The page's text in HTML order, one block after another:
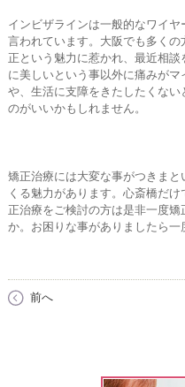
インビザラインは一般的なワイ
言われています。大阪でも多く
正という魅力に惹かれ、最近相
に美しいという事以外に痛みが
や、生活に支障をきたしたくな
のがいいかもしれません。
矯正治療には大変な事がつきま
くる魅力があります。心斎橋だ
正治療をご検討の方は是非一度
か。お困りな事がありましたら一
前へ